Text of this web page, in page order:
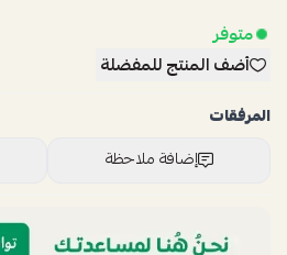
متوفر
أضف المنتج للمفضلة
المرفقات
إضافة ملاحظة